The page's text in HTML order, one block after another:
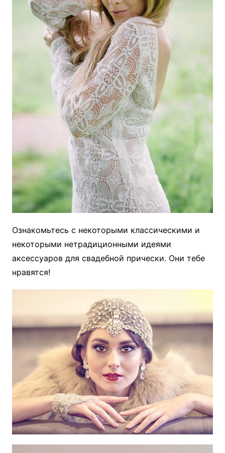
Ознакомьтесь с некоторыми классическими и
некоторыми нетрадиционными идеями
аксессуаров для свадебной прически. Они тебе
нравятся!